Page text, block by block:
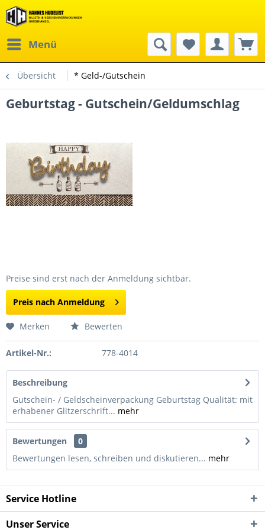
Menü
Übersicht * Geld-/Gutschein
Geburtstag - Gutschein/Geldumschlag
Preise sind erst nach der Anmeldung sichtbar.
Preis nach Anmeldung
Merken Bewerten
Artikel-Nr.: 778-4014
Beschreibung
Gutschein- / Geldscheinverpackung Geburtstag Qualität: mit
erhabener Glitzerschrift... mehr
Bewertungen
0
Bewertungen lesen, schreiben und diskutieren... mehr
Service Hotline
Unser Service